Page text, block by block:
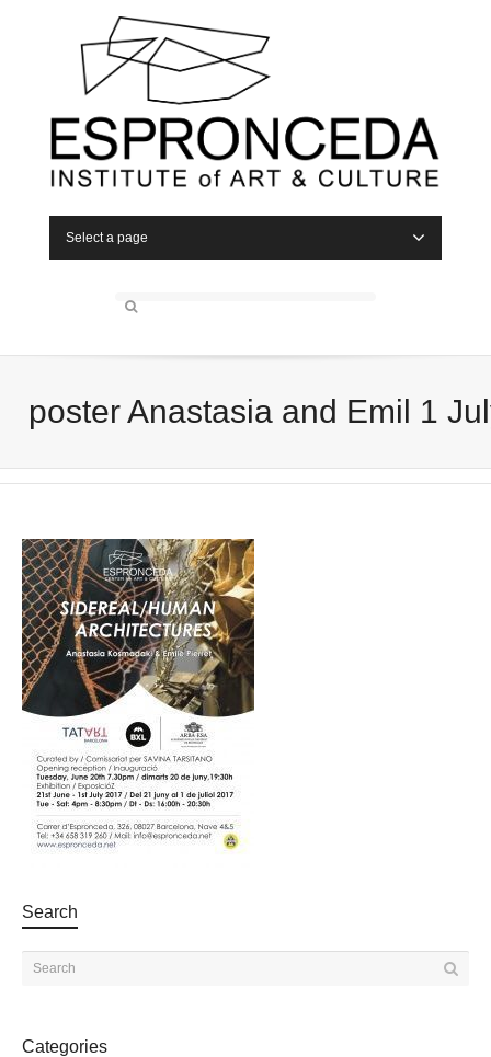
Select a page
poster Anastasia and Emil 1
Search
Categories